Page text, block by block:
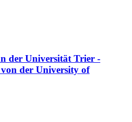
der Universität Trier -
der University of